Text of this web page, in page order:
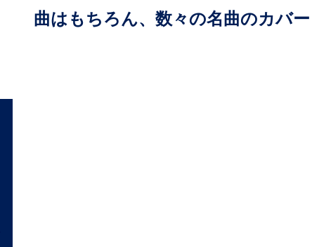
曲はもちろん、数々の名曲のカバー